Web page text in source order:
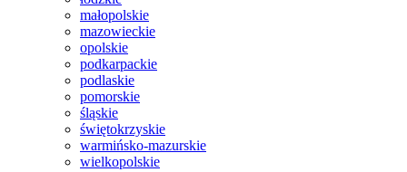
małopolskie
mazowieckie
opolskie
podkarpackie
podlaskie
pomorskie
śląskie
świętokrzyskie
warmińsko-mazurskie
wielkopolskie